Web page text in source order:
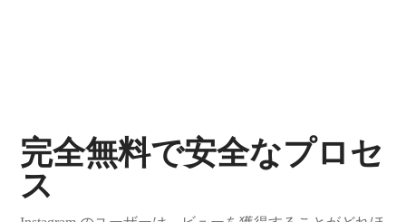
完全無料で安全なプロセ
ス